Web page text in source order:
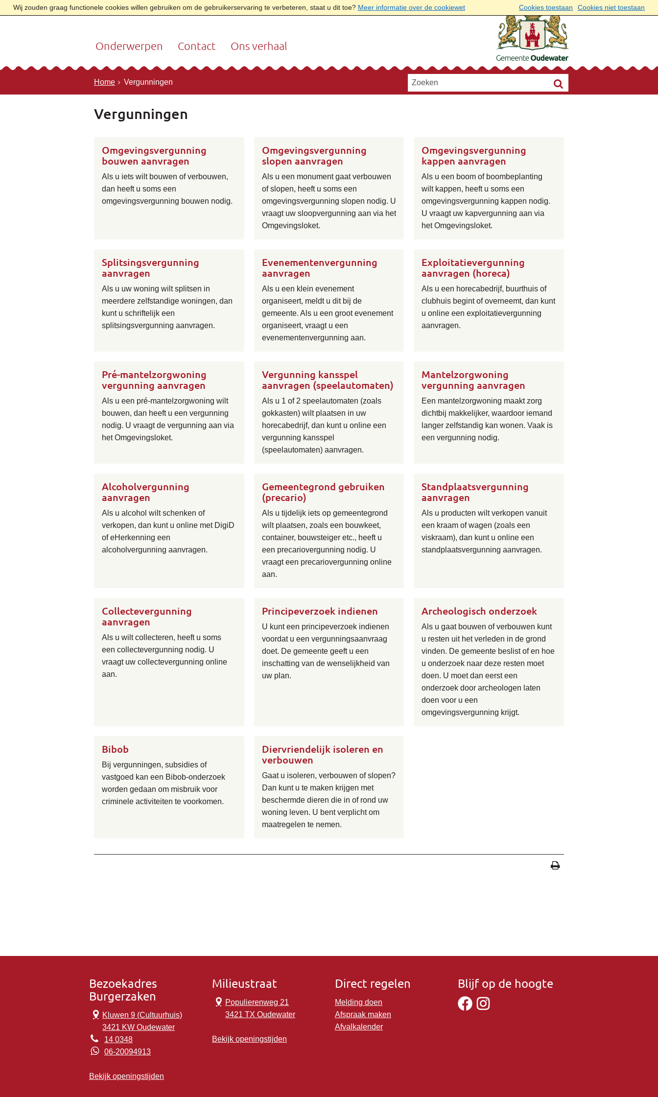
Wij zouden graag functionele cookies willen gebruiken om de gebruikerservaring te verbeteren, staat u dit toe? Meer informatie over de cookiewet Cookies toestaan Cookies niet toestaan
Onderwerpen Contact Ons verhaal
Home Vergunningen
Vergunningen
Omgevingsvergunning
bouwen aanvragen
Als u iets wilt bouwen of verbouwen,
dan heeft u soms een
omgevingsvergunning bouwen nodig.
Omgevingsvergunning
slopen aanvragen
Als u een monument gaat verbouwen
of slopen, heeft u soms een
omgevingsvergunning slopen nodig. U
vraagt uw sloopvergunning aan via het
Omgevingsloket.
Omgevingsvergunning
kappen aanvragen
Als u een boom of boombeplanting
wilt kappen, heeft u soms een
omgevingsvergunning kappen nodig.
U vraagt uw kapvergunning aan via
het Omgevingsloket.
Splitsingsvergunning
aanvragen
Als u uw woning wilt splitsen in
meerdere zelfstandige woningen, dan
kunt u schriftelijk een
splitsingsvergunning aanvragen.
Evenementenvergunning
aanvragen
Als u een klein evenement
organiseert, meldt u dit bij de
gemeente. Als u een groot evenement
organiseert, vraagt u een
evenementenvergunning aan.
Exploitatievergunning
aanvragen (horeca)
Als u een horecabedrijf, buurthuis of
clubhuis begint of overneemt, dan kunt
u online een exploitatievergunning
aanvragen.
Pré-mantelzorgwoning
vergunning aanvragen
Als u een pré-mantelzorgwoning wilt
bouwen, dan heeft u een vergunning
nodig. U vraagt de vergunning aan via
het Omgevingsloket.
Vergunning kansspel
aanvragen (speelautomaten)
Als u 1 of 2 speelautomaten (zoals
gokkasten) wilt plaatsen in uw
horecabedrijf, dan kunt u online een
vergunning kansspel
(speelautomaten) aanvragen.
Mantelzorgwoning
vergunning aanvragen
Een mantelzorgwoning maakt zorg
dichtbij makkelijker, waardoor iemand
langer zelfstandig kan wonen. Vaak is
een vergunning nodig.
Alcoholvergunning
aanvragen
Als u alcohol wilt schenken of
verkopen, dan kunt u online met DigiD
of eHerkenning een
alcoholvergunning aanvragen.
Gemeentegrond gebruiken
(precario)
Als u tijdelijk iets op gemeentegrond
wilt plaatsen, zoals een bouwkeet,
container, bouwsteiger etc., heeft u
een precariovergunning nodig. U
vraagt een precariovergunning online
aan.
Standplaatsvergunning
aanvragen
Als u producten wilt verkopen vanuit
een kraam of wagen (zoals een
viskraam), dan kunt u online een
standplaatsvergunning aanvragen.
Collectevergunning
aanvragen
Als u wilt collecteren, heeft u soms
een collectevergunning nodig. U
vraagt uw collectevergunning online
aan.
Principeverzoek indienen
U kunt een principeverzoek indienen
voordat u een vergunningsaanvraag
doet. De gemeente geeft u een
inschatting van de wenselijkheid van
uw plan.
Archeologisch onderzoek
Als u gaat bouwen of verbouwen kunt
u resten uit het verleden in de grond
vinden. De gemeente beslist of en hoe
u onderzoek naar deze resten moet
doen. U moet dan eerst een
onderzoek door archeologen laten
doen voor u een
omgevingsvergunning krijgt.
Bibob
Bij vergunningen, subsidies of
vastgoed kan een Bibob-onderzoek
worden gedaan om misbruik voor
criminele activiteiten te voorkomen.
Diervriendelijk isoleren en
verbouwen
Gaat u isoleren, verbouwen of slopen?
Dan kunt u te maken krijgen met
beschermde dieren die in of rond uw
woning leven. U bent verplicht om
maatregelen te nemen.
Bezoekadres
Burgerzaken
Kluwen 9 (Cultuurhuis)
3421 KW Oudewater
14 0348
06-20094913
Bekijk openingstijden
Milieustraat
Populierenweg 21
3421 TX Oudewater
Bekijk openingstijden
Direct regelen
Melding doen
Afspraak maken
Afvalkalender
Blijf op de hoogte